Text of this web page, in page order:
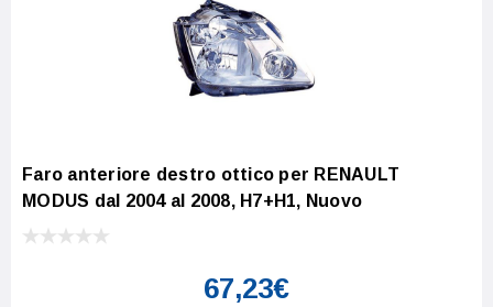
Faro anteriore destro ottico per RENAULT
MODUS dal 2004 al 2008, H7+H1, Nuovo
67,23€